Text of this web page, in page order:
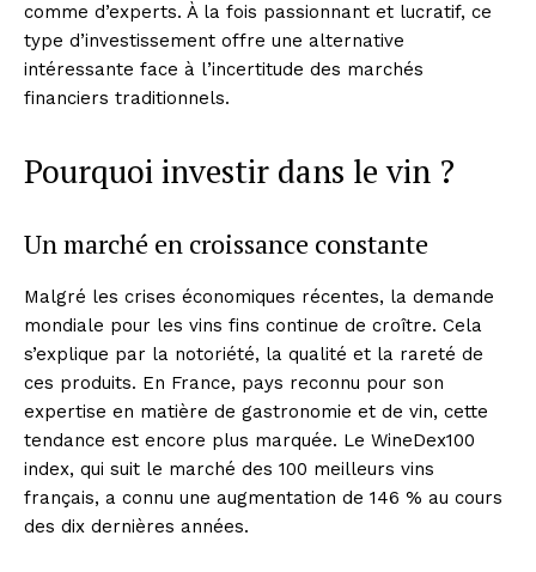
comme d’experts. À la fois passionnant et lucratif, ce
type d’investissement offre une alternative
intéressante face à l’incertitude des marchés
financiers traditionnels.
Pourquoi investir dans le vin ?
Un marché en croissance constante
Malgré les crises économiques récentes, la demande
mondiale pour les vins fins continue de croître. Cela
s’explique par la notoriété, la qualité et la rareté de
ces produits. En France, pays reconnu pour son
expertise en matière de gastronomie et de vin, cette
tendance est encore plus marquée. Le WineDex100
index, qui suit le marché des 100 meilleurs vins
français, a connu une augmentation de 146 % au cours
des dix dernières années.